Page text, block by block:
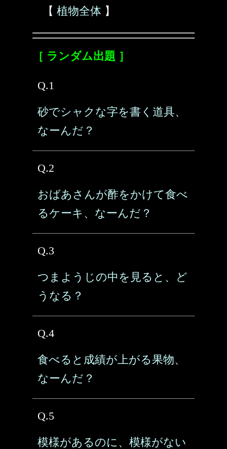
【 植物全体 】
［ ランダム出題 ］
Q.1
砂でシャクな字を書く道具、
なーんだ？
Q.2
おばあさんが酢をかけて食べ
るケーキ、なーんだ？
Q.3
つまようじの中を見ると、ど
うなる？
Q.4
食べると成績が上がる果物、
なーんだ？
Q.5
模様があるのに、模様がない